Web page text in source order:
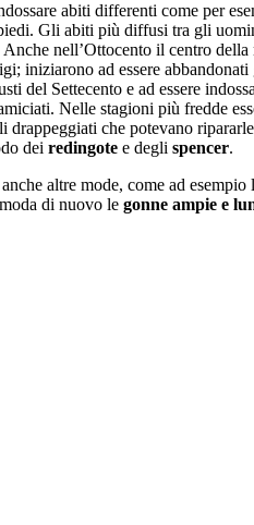
abiti differenti come per
Gli abiti più diffusi tra gli
Anche nell’Ottocento il centro della
iniziarono ad essere
del Settecento e ad essere
Nelle stagioni più fredde
drappeggiati che potevano
dei redingote e degli spencer.
altre mode, come ad esempio
di nuovo le gonne ampie e